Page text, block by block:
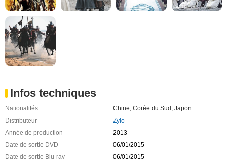
Infos techniques
Nationalités Chine, Corée du Sud , Japon
Distributeur
Zylo
Année de production
2013
Date de sortie DVD
06/01/2015
Date de sortie Blu-ray
06/01/2015